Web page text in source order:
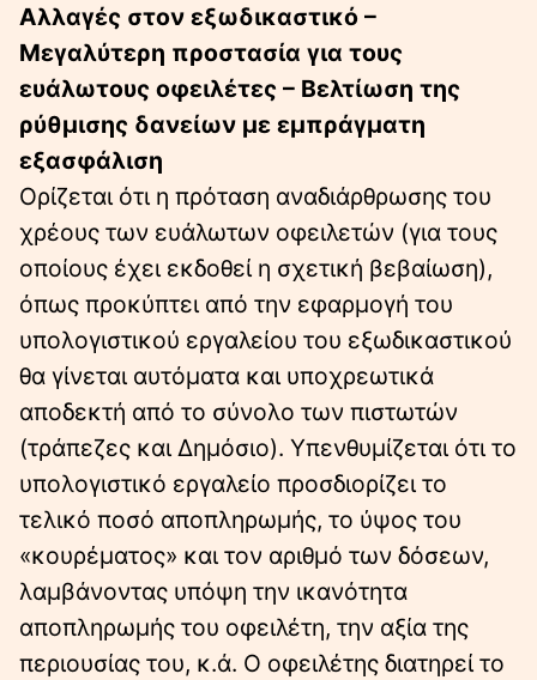
Αλλαγές στον εξωδικαστικό –
Μεγαλύτερη προστασία για τους
ευάλωτους οφειλέτες – Βελτίωση της
ρύθμισης δανείων με εμπράγματη
εξασφάλιση
Ορίζεται ότι η πρόταση αναδιάρθρωσης του
χρέους των ευάλωτων οφειλετών (για τους
οποίους έχει εκδοθεί η σχετική βεβαίωση),
όπως προκύπτει από την εφαρμογή του
υπολογιστικού εργαλείου του εξωδικαστικού
θα γίνεται αυτόματα και υποχρεωτικά
αποδεκτή από το σύνολο των πιστωτών
(τράπεζες και Δημόσιο). Υπενθυμίζεται ότι το
υπολογιστικό εργαλείο προσδιορίζει το
τελικό ποσό αποπληρωμής, το ύψος του
«κουρέματος» και τον αριθμό των δόσεων,
λαμβάνοντας υπόψη την ικανότητα
αποπληρωμής του οφειλέτη, την αξία της
περιουσίας του, κ.ά. Ο οφειλέτης διατηρεί το